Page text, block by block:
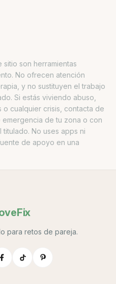
son herramientas
No ofrecen atención
y no sustituyen el trabajo
Si estás viviendo abuso,
cualquier crisis, contacta de
de tu zona o con
No uses apps ni
de apoyo en una
para retos de pareja.